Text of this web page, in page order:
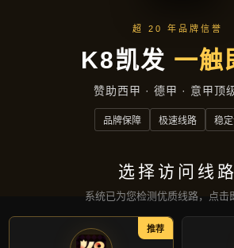
新闻看点
首页 新闻看点